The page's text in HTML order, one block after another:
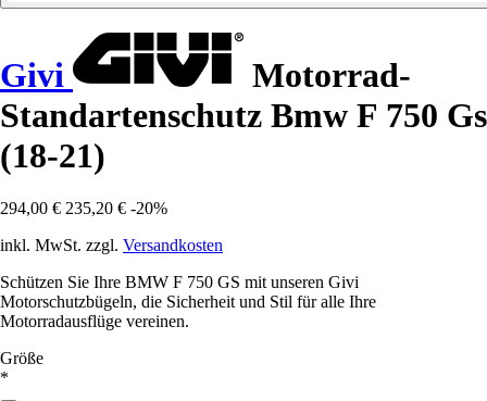
Givi
Motorrad-
Standartenschutz Bmw F 750 Gs
(18-21)
294,00 € 235,20 € -20%
inkl. MwSt. zzgl. Versandkosten
Schützen Sie Ihre BMW F 750 GS mit unseren Givi
Motorschutzbügeln, die Sicherheit und Stil für alle Ihre
Motorradausflüge vereinen.
Größe
*